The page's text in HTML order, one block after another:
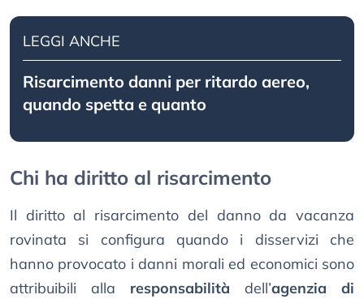
LEGGI ANCHE
Risarcimento danni per ritardo aereo,
quando spetta e quanto
Chi ha diritto al risarcimento
Il diritto al risarcimento del danno da vacanza
rovinata si configura quando i disservizi che
hanno provocato i danni morali ed economici sono
attribuibili alla responsabilità dell’agenzia di